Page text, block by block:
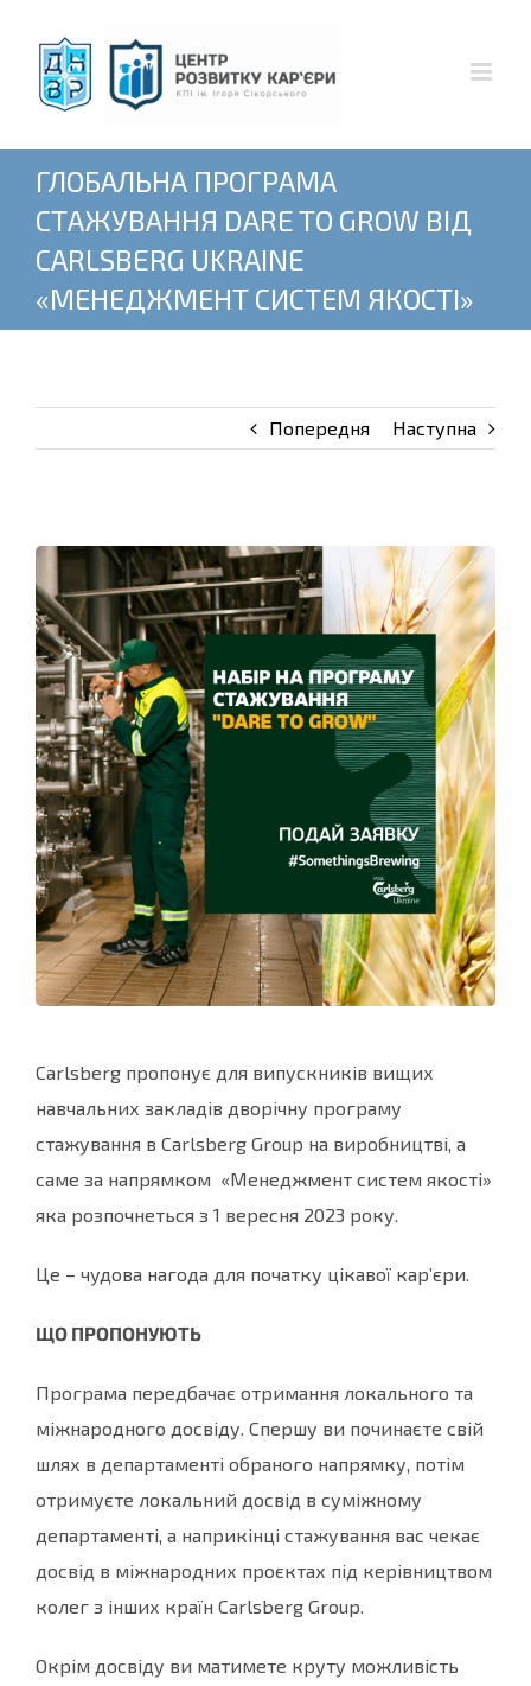
content
ГЛОБАЛЬНА ПРОГРАМА
СТАЖУВАННЯ DARE TO GROW ВІД
CARLSBERG UKRAINE
«МЕНЕДЖМЕНТ СИСТЕМ ЯКОСТІ»
Попередня Наступна
Carlsberg пропонує для випускників вищих
навчальних закладів дворічну програму
стажування в Carlsberg Group на виробництві, а
саме за напрямком «Менеджмент систем якості»
яка розпочнеться з 1 вересня 2023 року.
Це – чудова нагода для початку цікавої кар’єри.
ЩО ПРОПОНУЮТЬ
Програма передбачає отримання локального та
міжнародного досвіду. Спершу ви починаєте свій
шлях в департаменті обраного напрямку, потім
отримуєте локальний досвід в суміжному
департаменті, а наприкінці стажування вас чекає
досвід в міжнародних проєктах під керівництвом
колег з інших країн Carlsberg Group.
Окрім досвіду ви матимете круту можливість